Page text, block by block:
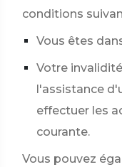
conditions
Vous êtes
Votre
l'assistance
effectuer les
courante.
Vous pouvez